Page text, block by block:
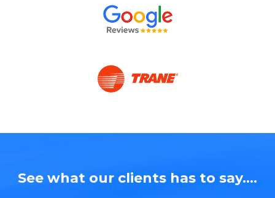
See what our clients has to say....